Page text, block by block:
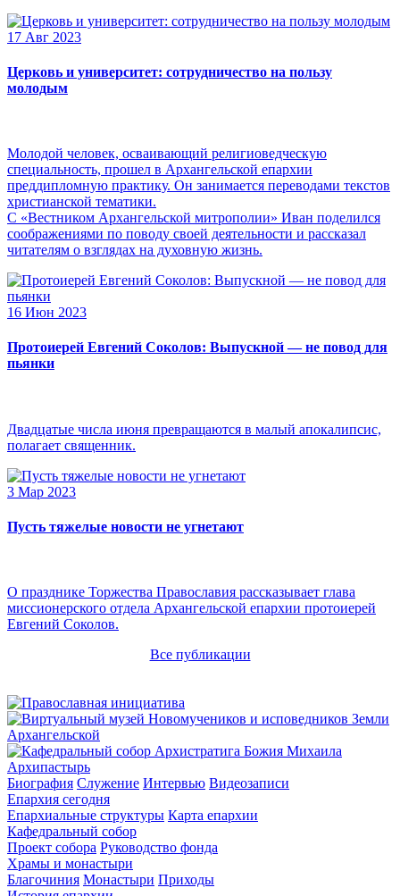
17 Авг 2023
Церковь и университет: сотрудничество на пользу
молодым
Молодой человек, осваивающий религиоведческую
специальность, прошел в Архангельской епархии
преддипломную практику. Он занимается переводами текстов
христианской тематики.
С «Вестником Архангельской митрополии» Иван поделился
соображениями по поводу своей деятельности и рассказал
читателям о взглядах на духовную жизнь.
16 Июн 2023
Протоиерей Евгений Соколов: Выпускной — не повод для
пьянки
Двадцатые числа июня превращаются в малый апокалипсис,
полагает священник.
3 Мар 2023
Пусть тяжелые новости не угнетают
О празднике Торжества Православия рассказывает глава
миссионерского отдела Архангельской епархии протоиерей
Евгений Соколов.
Все публикации
Архипастырь
Биография Служение Интервью Видеозаписи
Епархия сегодня
Епархиальные структуры Карта епархии
Кафедральный собор
Проект собора Руководство фонда
Храмы и монастыри
Благочиния Монастыри Приходы